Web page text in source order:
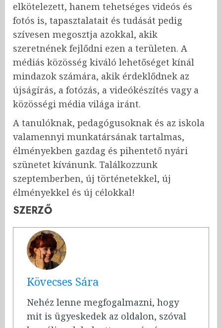
elkötelezett, hanem tehetséges videós és
fotós is, tapasztalatait és tudását pedig
szívesen megosztja azokkal, akik
szeretnének fejlődni ezen a területen. A
médiás közösség kiváló lehetőséget kínál
mindazok számára, akik érdeklődnek az
újságírás, a fotózás, a videókészítés vagy a
közösségi média világa iránt.
A tanulóknak, pedagógusoknak és az iskola
valamennyi munkatársának tartalmas,
élményekben gazdag és pihentető nyári
szünetet kívánunk. Találkozzunk
szeptemberben, új történetekkel, új
élményekkel és új célokkal!
SZERZŐ
Kövecses Sára
Nehéz lenne megfogalmazni, hogy
mit is ügyeskedek az oldalon, szóval